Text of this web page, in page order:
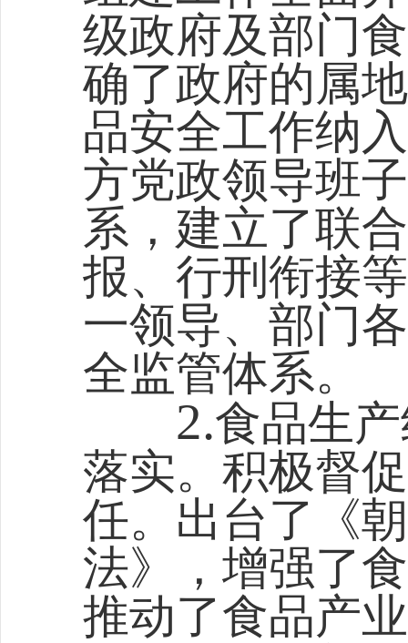
级政府及部门
确了政府的属
品安全工作纳
方党政领导班
系，建立了联
报、行刑衔接
一领导、部门
全监管体系。
2.食品生
落实。积极督
任。出台了《
法》，增强了
推动了食品产